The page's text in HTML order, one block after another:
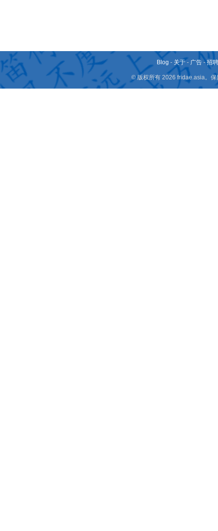
Blog - 关于 - 广告 -招
© 版权所有 2026 fridae.asia。